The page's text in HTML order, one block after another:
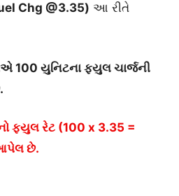
Chg @3.35) આ રીતે
100 યુનિટનાફયુલ ચાર્જની
ફયુલ રેટ (100 x 3.35 =
છે.